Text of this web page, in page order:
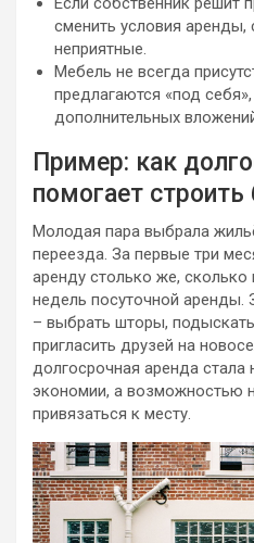
сменить условия
неприятные.
Мебель не всегда
предлагаются «под
дополнительных
Пример: как
помогает
Молодая пара выбрала
переезда. За первые три
аренду столько же, сколько
недель посуточной аренды.
– выбрать шторы,
пригласить друзей на
долгосрочная аренда
экономии, а возможностью
привязаться к месту.